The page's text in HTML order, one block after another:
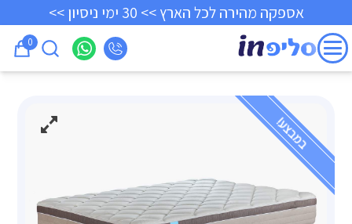
אספקה מהירה לכל הארץ >> 30 ימי ניסיון >>
0
במבצע!